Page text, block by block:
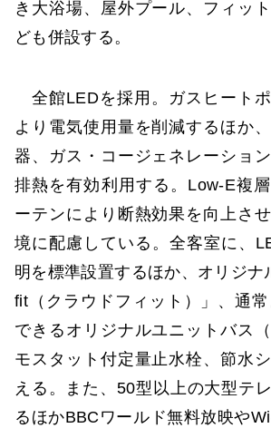
き大浴場、屋外プール、フィッ
ども併設する。
全館LEDを採用。ガスヒート
より電気使用量を削減するほか
器、ガス・コージェネレーショ
排熱を有効利用する。Low-E複
ーテンにより断熱効果を向上さ
境に配慮している。全客室に、
明を標準設置するほか、オリジナ
fit（クラウドフィット）」、通
できるオリジナルユニットバス
モスタット付定量止水栓、節水
える。また、50型以上の大型テ
るほかBBCワールド無料放映や